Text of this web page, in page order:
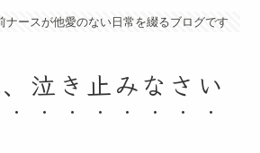
ナースが他愛のない日常を綴るブログです
泣き止みなさい